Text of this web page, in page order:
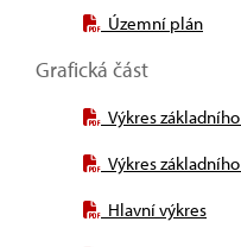
Územní plán
Grafická část
Výkres
Výkres
Hlavní výkres